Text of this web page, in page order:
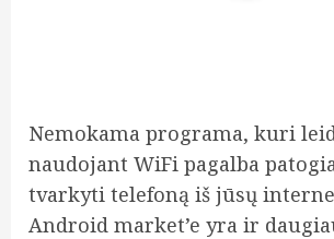
Nemokama programa, kuri
naudojant WiFi pagalba
tvarkyti telefoną iš jūsų
Android market’e yra ir